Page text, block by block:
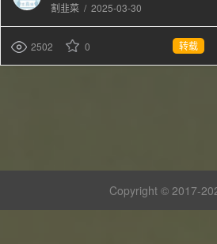
换AK47）
割韭菜 / 2025-03-30
2502 0 转载
Copyright © 2017-